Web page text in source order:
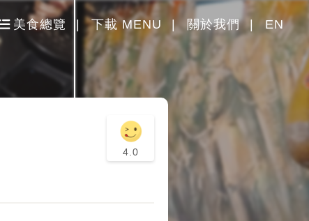
美食總覽 下載 MENU 關於我們 EN
4.0